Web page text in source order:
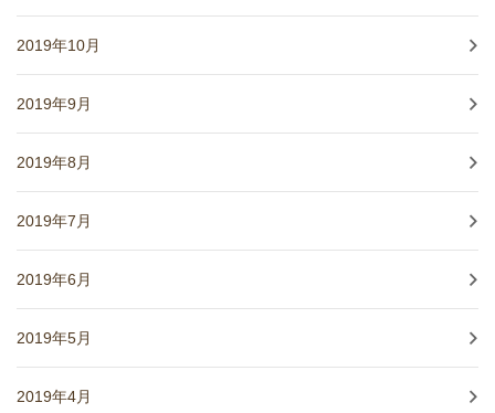
2019年10月
2019年9月
2019年8月
2019年7月
2019年6月
2019年5月
2019年4月